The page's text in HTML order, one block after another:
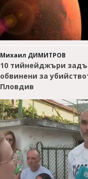
Михаил ДИМИТРОВ
10 тийнейджъри
обвинени за
Пловдив